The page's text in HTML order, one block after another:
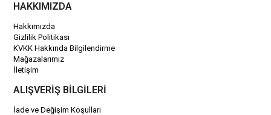
HAKKIMIZDA
Hakkımızda
Gizlilik Politikası
KVKK Hakkında Bilgilendirme
Mağazalarımız
İletişim
ALIŞVERİŞ BİLGİLERİ
İade ve Değişim Koşulları